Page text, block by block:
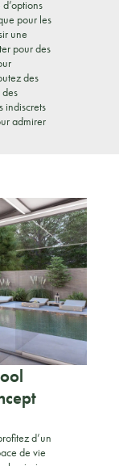
pour les
une
pour des
des
indiscrets
admirer
d’un
de vie